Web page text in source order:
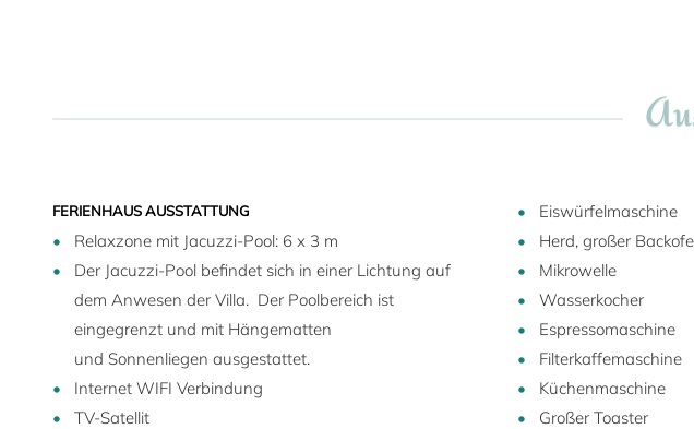
FERIENHAUS AUSSTATTUNG
Relaxzone mit Jacuzzi-Pool: 6 x 3 m
Der Jacuzzi-Pool befindet sich in einer Lichtung auf
dem Anwesen der Villa. Der Poolbereich ist
eingegrenzt und mit Hängematten
und Sonnenliegen ausgestattet.
Internet WIFI Verbindung
TV-Satellit
Eiswürfelmaschine
Herd, großer
Mikrowelle
Wasserkocher
Espressomaschine
Filterkaffemaschine
Küchenmaschine
Großer Toaster